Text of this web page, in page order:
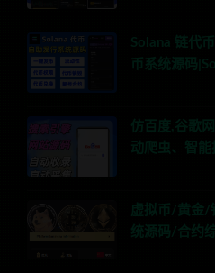
Solana 链代
币系统源码
仿百度,谷歌
动爬虫、智
虚拟币/黄金
统源码/合约